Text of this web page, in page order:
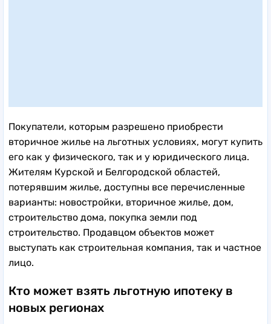
Покупатели, которым разрешено приобрести
вторичное жилье на льготных условиях, могут купить
его как у физического, так и у юридического лица.
Жителям Курской и Белгородской областей,
потерявшим жилье, доступны все перечисленные
варианты: новостройки, вторичное жилье, дом,
строительство дома, покупка земли под
строительство. Продавцом объектов может
выступать как строительная компания, так и частное
лицо.
Кто может взять льготную ипотеку в
новых регионах